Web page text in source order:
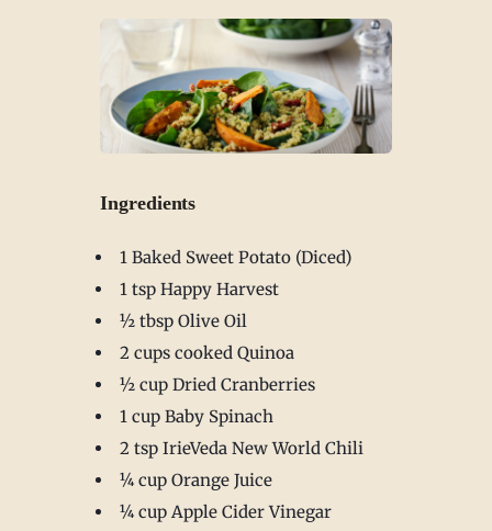
Ingredients
1 Baked Sweet Potato (Diced)
1 tsp Happy Harvest
½ tbsp Olive Oil
2 cups cooked Quinoa
½ cup Dried Cranberries
1 cup Baby Spinach
2 tsp IrieVeda New World Chili
¼ cup Orange Juice
¼ cup Apple Cider Vinegar